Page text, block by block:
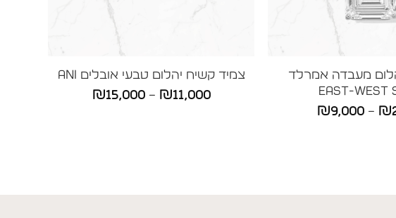
מעבדה אמרלד
East-West
₪
–
₪9,000
צמיד קשיח יהלום טבעי אובלים ANI
₪11,000
–
₪15,000